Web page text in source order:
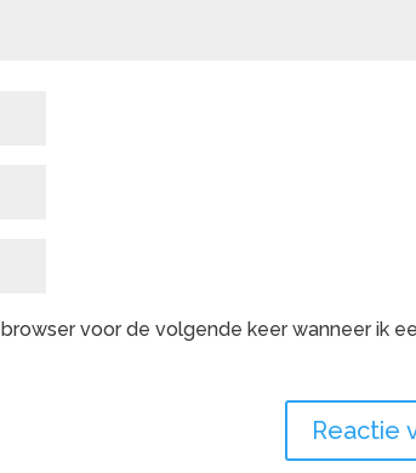
voor de volgende keer wanneer ik